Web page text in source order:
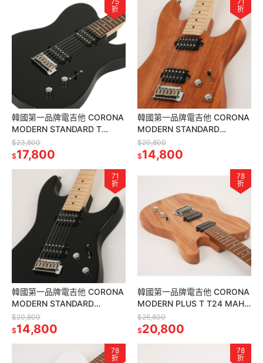
折
韓國第一品牌電吉他 CORONA
MODERN STANDARD T
T22F/L BLK TELE 雙雙 黑色
$23,800
$17,800
折
韓國第一品牌電吉他 CORONA
MODERN STANDARD
M22F/M MAH 雙雙 楓木指板
桃花心木琴身
$20,800
$14,800
71
折
韓國第一品牌電吉他 CORONA
MODERN STANDARD
M22F/M BLK 雙雙22格 楓木
指板 黑色
$20,800
$14,800
78
折
韓國第一品牌電吉他 CORONA
MODERN PLUS T T24 MAH
TELE24 格烤楓木指板 桃花心
木琴身
$26,800
$20,800
78
折
78
折